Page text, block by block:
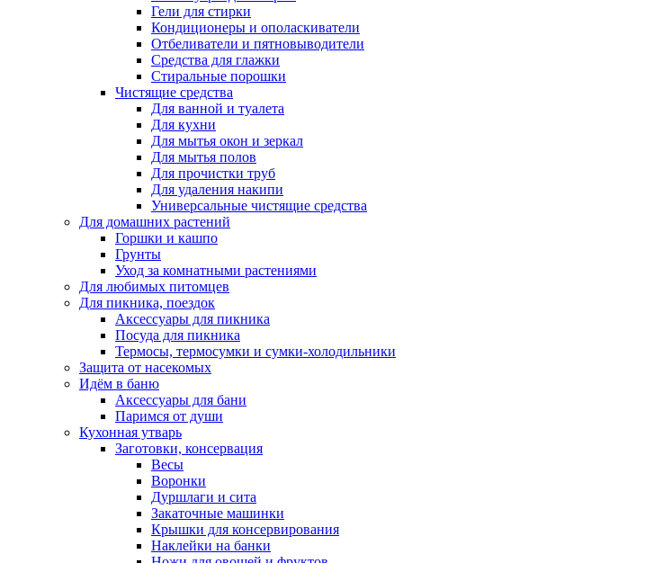
Гели для стирки
Кондиционеры и ополаскиватели
Отбеливатели и пятновыводители
Средства для глажки
Стиральные порошки
Чистящие средства
Для ванной и туалета
Для кухни
Для мытья окон и зеркал
Для мытья полов
Для прочистки труб
Для удаления накипи
Универсальные чистящие средства
Для домашних растений
Горшки и кашпо
Грунты
Уход за комнатными растениями
Для любимых питомцев
Для пикника, поездок
Аксессуары для пикника
Посуда для пикника
Термосы, термосумки и сумки-холодильники
Защита от насекомых
Идём в баню
Аксессуары для бани
Паримся от души
Кухонная утварь
Заготовки, консервация
Весы
Воронки
Дуршлаги и сита
Закаточные машинки
Крышки для консервирования
Наклейки на банки